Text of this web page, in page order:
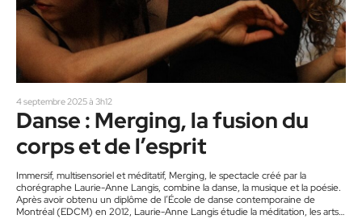
4 septembre 2025 à 3h12
Danse : Merging, la fusion du
corps et de l’esprit
Immersif, multisensoriel et méditatif, Merging, le spectacle créé par la
chorégraphe Laurie-Anne Langis, combine la danse, la musique et la poésie.
Après avoir obtenu un diplôme de l’École de danse contemporaine de
Montréal (EDCM) en 2012, Laurie-Anne Langis étudie la méditation, les arts